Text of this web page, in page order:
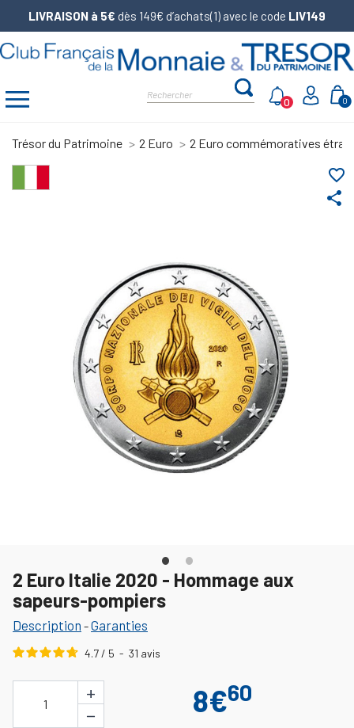
LIVRAISON à 5€ dès 149€ d’achats(1) avec le code LIV149
0
0
Trésor du Patrimoine 2 Euro 2 Euro commémoratives
share
favorite_border
2 Euro Italie 2020 - Hommage aux
sapeurs-pompiers
Description -Garanties
4.7/ 5 - 31 avis
1
+
−
8€60